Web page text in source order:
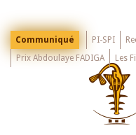
mainMenu
Top
Communiqué PI-SPI
Prix Abdoulaye FADIGA
Les